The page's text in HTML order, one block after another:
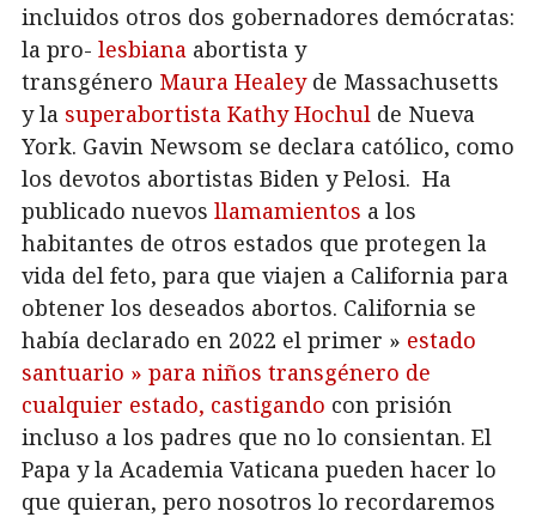
incluidos otros dos gobernadores demócratas:
la pro- lesbiana abortista y
transgénero Maura Healeyde Massachusetts
y la superabortista Kathy Hochul de Nueva
York. Gavin Newsom se declara católico, como
los devotos abortistas Biden y Pelosi. Ha
publicado nuevos llamamientos a los
habitantes de otros estados que protegen la
vida del feto, para que viajen a California para
obtener los deseados abortos. California se
había declarado en 2022 el primer » estado
santuario » para niños transgénero de
cualquier estado, castigando con prisión
incluso a los padres que no lo consientan. El
Papa y la Academia Vaticana pueden hacer lo
que quieran, pero nosotros lo recordaremos